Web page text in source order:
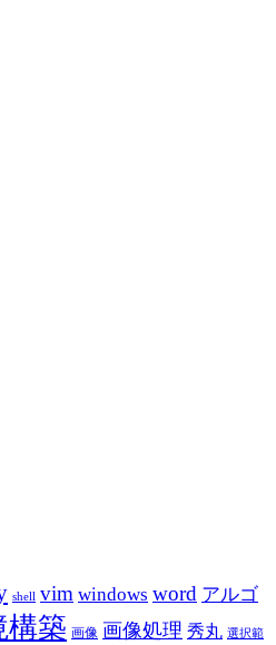
shell vim windows word アルゴ
構築 画像 画像処理 秀丸 選択範